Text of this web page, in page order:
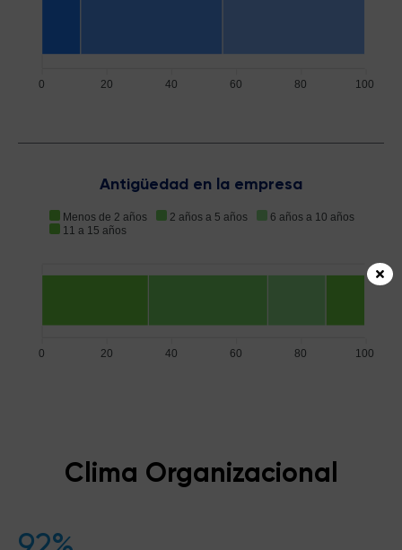
100
80
60
40
20
0
Antigüedad en la empresa
Menos de 2 años 2 años a 5 años
6 años a 10 años
11 a 15 años
100
80
60
40
20
0
Clima Organizacional